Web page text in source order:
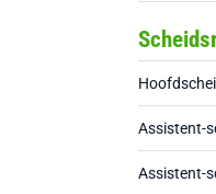
Assistent-
Assistent-